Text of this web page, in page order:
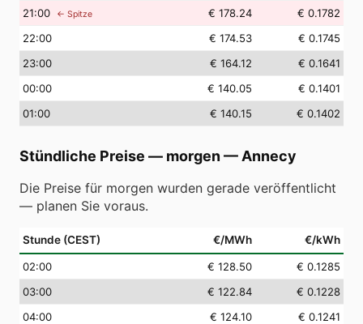
21:00 ← Spitze € 178.24
€ 0.1782
22:00 € 174.53
€ 0.1745
23:00 € 164.12
€ 0.1641
00:00 € 140.05
€ 0.1401
01:00 € 140.15 € 0.1402
Stündliche Preise — morgen — Annecy
Die Preise für morgen wurden gerade veröffentlicht
— planen Sie voraus.
Stunde (CEST) €/MWh €/kWh
02:00 € 128.50
€ 0.1285
03:00 € 122.84
€ 0.1228
04:00 € 124.10
€ 0.1241